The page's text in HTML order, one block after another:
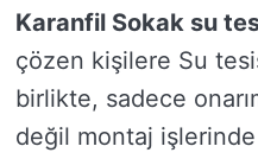
Karanfil Sokak su
çözen kişilere Su
birlikte, sadece
değil montaj işlerinde